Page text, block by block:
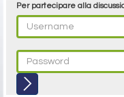
Per partecipare alla